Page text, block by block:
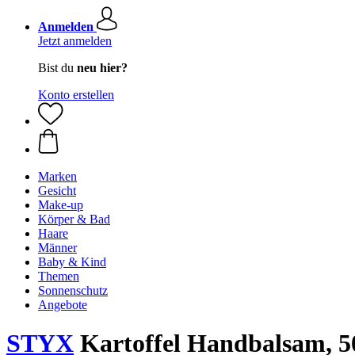
Anmelden
Jetzt anmelden
Bist du neu hier?
Konto erstellen
Marken
Gesicht
Make-up
Körper & Bad
Haare
Männer
Baby & Kind
Themen
Sonnenschutz
Angebote
STYX Kartoffel Handbalsam,